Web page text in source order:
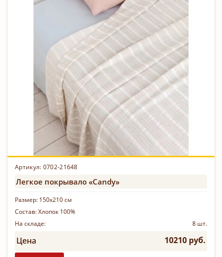
Артикул: 0702-21648
Легкое покрывало «Candy»
Размер: 150х210 см
Состав:Хлопок 100%
На складе:
8 шт.
Цена 10210 руб.